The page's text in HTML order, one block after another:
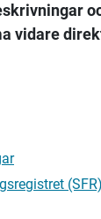
vidare
(SFR)